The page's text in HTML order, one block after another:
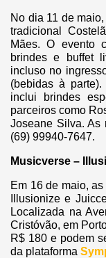
No dia 11 de
tradicional
Mães. O evento
brindes e buffet
incluso no
(bebidas à
inclui brindes
parceiros como
Joseane Silva. As
(69) 99940-7647.
Musicverse –
Em 16 de maio,
Illusionize e
Localizada na
Cristóvão, em
R$ 180 e podem
da plataforma